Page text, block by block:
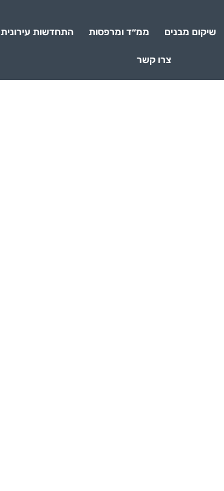
שיקום מבנים ממ״ד ומרפסות התחדשות עירונית
צרו קשר